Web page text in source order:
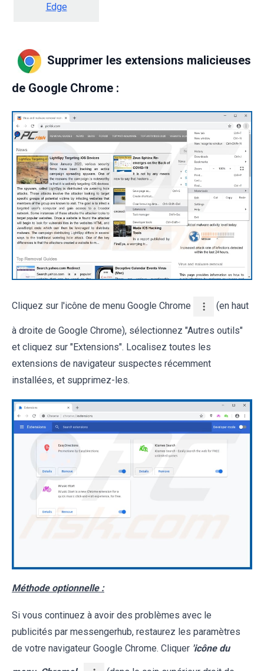
Edge
Supprimer les extensions malicieuses
de Google Chrome :
Cliquez sur l'icône de menu Google Chrome (en haut
à droite de Google Chrome), sélectionnez "Autres outils"
et cliquez sur "Extensions". Localisez toutes les
extensions de navigateur suspectes récemment
installées, et supprimez-les.
Méthode optionnelle :
Si vous continuez à avoir des problèmes avec le
publicités par messengerhub, restaurez les paramètres
de votre navigateur Google Chrome. Cliquer 'icône du